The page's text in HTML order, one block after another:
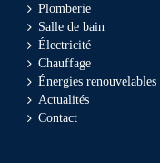
Plomberie
Salle de bain
Électricité
Chauffage
Énergies renouvelables
Actualités
Contact